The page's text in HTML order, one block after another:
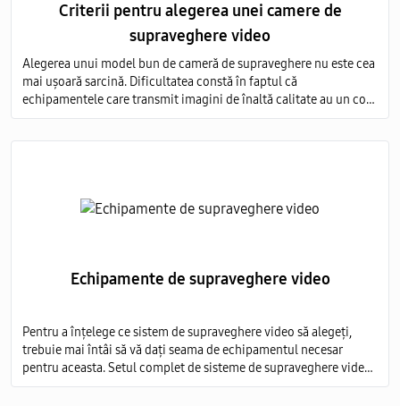
Criterii pentru alegerea unei camere de
supraveghere video
Alegerea unui model bun de cameră de supraveghere nu este cea
mai ușoară sarcină. Dificultatea constă în faptul că
echipamentele care transmit imagini de înaltă calitate au un cost
foarte ridicat, iar modelele ieftine nu sunt capabile să ofere o
Echipamente de supraveghere video
Pentru a înțelege ce sistem de supraveghere video să alegeți,
trebuie mai întâi să vă dați seama de echipamentul necesar
pentru aceasta. Setul complet de sisteme de supraveghere video
include mai multe elemente obligatorii: